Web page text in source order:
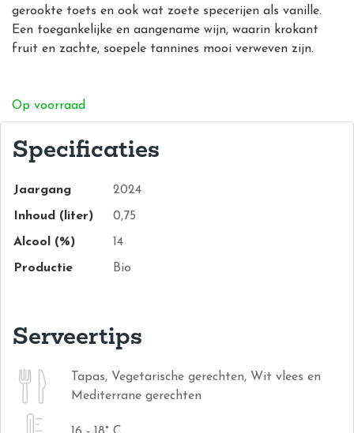
gerookte toets en ook wat zoete specerijen als vanille.
Een toegankelijke en aangename wijn, waarin krokant
fruit en zachte, soepele tannines mooi verweven zijn.
Op voorraad
Specificaties
Jaargang 2024
Inhoud (liter) 0,75
Alcool (%) 14
Productie Bio
Serveertips
Tapas, Vegetarische gerechten, Wit vlees en
Mediterrane gerechten